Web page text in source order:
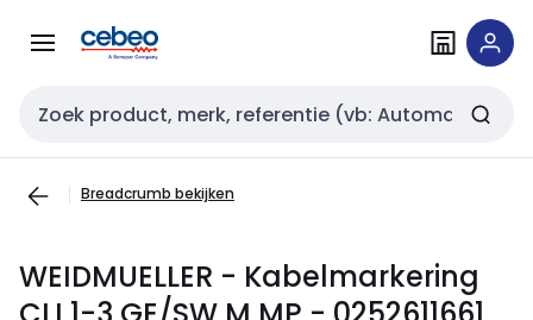
naar
naar
Zoekveld invoer
Breadcrumb bekijken
WEIDMUELLER - Kabelmarkering